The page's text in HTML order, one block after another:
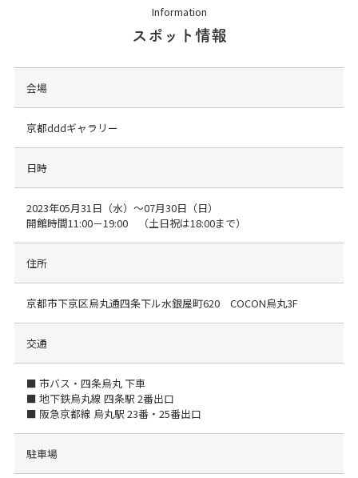
Information
スポット情報
会場
京都dddギャラリー
日時
2023年05月31日（水）～07月30日（日）
開館時間11:00－19:00 （土日祝は18:00まで）
住所
京都市下京区烏丸通四条下ル水銀屋町620 COCON烏丸3F
交通
■ 市バス・四条烏丸 下車
■ 地下鉄烏丸線 四条駅 2番出口
■ 阪急京都線 烏丸駅 23番・25番出口
駐車場